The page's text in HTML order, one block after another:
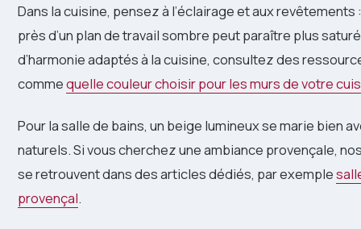
Dans la cuisine, pensez à l’éclairage et aux
près d’un plan de travail sombre peut paraître plus
d’harmonie adaptés à la cuisine, consultez des
commequelle couleur choisir pour les murs de votre
Pour la salle de bains, un beige lumineux se marie bien
naturels. Si vous cherchez une ambiance provençale,
se retrouvent dans des articles dédiés, par exemple
provençal.